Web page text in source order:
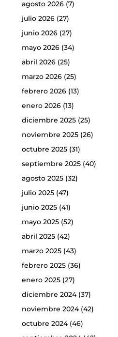
agosto 2026(7)
julio 2026(27)
junio 2026(27)
mayo 2026(34)
abril 2026(25)
marzo 2026(25)
febrero 2026(13)
enero 2026(13)
diciembre 2025(25)
noviembre 2025(26)
octubre 2025(31)
septiembre 2025(40)
agosto 2025(32)
julio 2025(47)
junio 2025(41)
mayo 2025(52)
abril 2025(42)
marzo 2025(43)
febrero 2025(36)
enero 2025(27)
diciembre 2024(37)
noviembre 2024(42)
octubre 2024(46)